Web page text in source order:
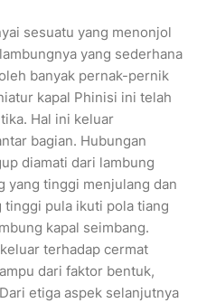
sesuatu yang menonjol
yang sederhana
banyak pernak-pernik
kapal Phinisi ini telah
Hal ini keluar
bagian. Hubungan
diamati dari lambung
yang tinggi menjulang dan
tinggi pula ikuti pola tiang
kapal seimbang.
terhadap cermat
dari faktor bentuk,
etiga aspek selanjutnya